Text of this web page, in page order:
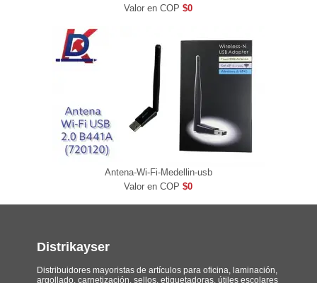
Valor en COP$0
Antena-Wi-Fi-Medellin-usb
Valor en COP$0
Distrikayser
Distribuidores mayoristas de artículos para oficina, laminación,
argollado, carnetización, sellos, etiquetadoras, útiles escolares